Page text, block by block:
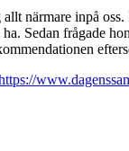
närmare inpå
Sedan frågade